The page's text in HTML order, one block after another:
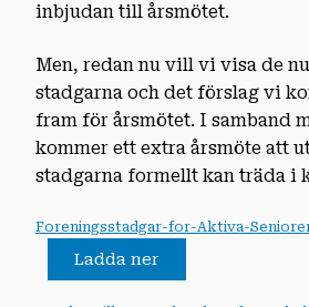
inbjudan till årsmötet.
Men, redan nu vill vi visa de
stadgarna och det förslag vi
fram för årsmötet. I samband
kommer ett extra årsmöte att
stadgarna formellt kan träda i
Foreningsstadgar-for-Aktiva-
Ladda ner